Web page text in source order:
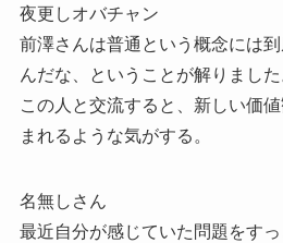
夜更しオバチャン
前澤さんは普通という概念には
んだな、ということが解りました
この人と交流すると、新しい価
まれるような気がする。
名無しさん
最近自分が感じていた問題をす